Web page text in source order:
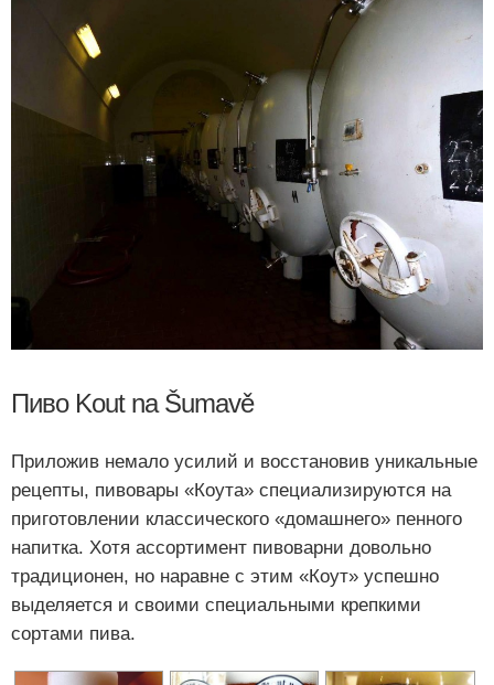
Пиво Kout na Šumavě
Приложив немало усилий и восстановив уникальные
рецепты, пивовары «Коута» специализируются на
приготовлении классического «домашнего» пенного
напитка. Хотя ассортимент пивоварни довольно
традиционен, но наравне с этим «Коут» успешно
выделяется и своими специальными крепкими
сортами пива.